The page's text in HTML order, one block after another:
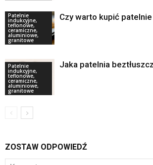
Patelnie
indukcyjne,
teflonowe,
ceramiczne,
aluminiowe,
granitowe
Czy warto kupić
Patelnie
indukcyjne,
teflonowe,
ceramiczne,
aluminiowe,
granitowe
Jaka patelnia
ZOSTAW ODPOWIEDŹ